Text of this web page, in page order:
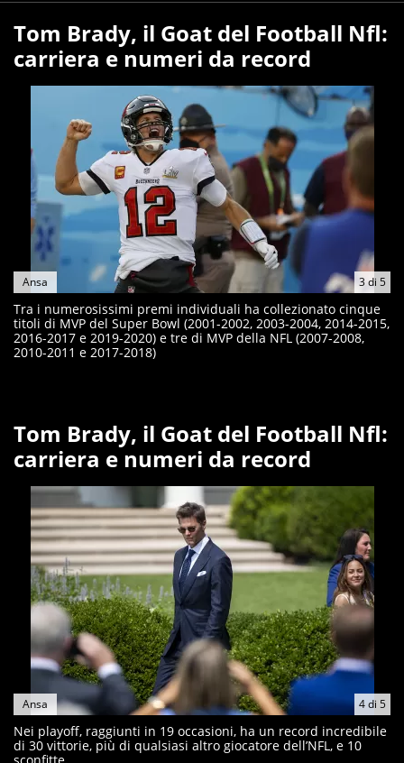
Tom Brady, il Goat del Football Nfl:
carriera e numeri da record
3di 5
Ansa
Tra i numerosissimi premi individuali ha collezionato cinque
titoli di MVP del Super Bowl (2001-2002, 2003-2004, 2014-2015,
2016-2017 e 2019-2020) e tre di MVP della NFL (2007-2008,
2010-2011 e 2017-2018)
Tom Brady, il Goat del Football Nfl:
carriera e numeri da record
4di 5
Ansa
Nei playoff, raggiunti in 19 occasioni, ha un record incredibile
di 30 vittorie, più di qualsiasi altro giocatore dell’NFL, e 10